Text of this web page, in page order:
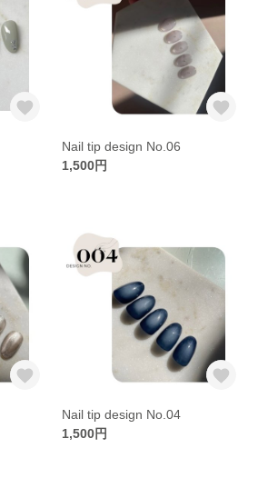
Nail tip design No.06
1,500円
Nail tip design No.04
1,500円